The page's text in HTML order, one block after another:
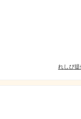
れしぴ